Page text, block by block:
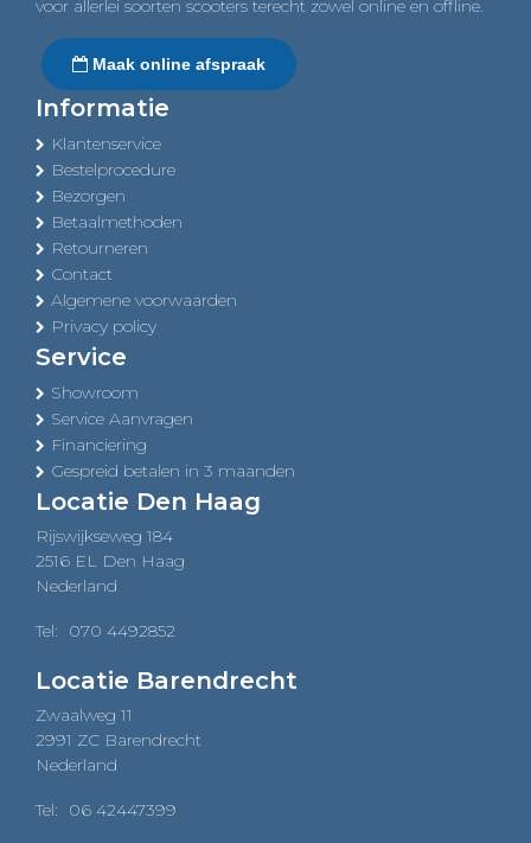
voor allerlei soorten scooters terecht zowel online en offline.
Maak online afspraak
Informatie
Klantenservice
Bestelprocedure
Bezorgen
Betaalmethoden
Retourneren
Contact
Algemene voorwaarden
Privacy policy
Service
Showroom
Service Aanvragen
Financiering
Gespreid betalen in 3 maanden
Locatie Den Haag
Rijswijkseweg 184
2516 EL Den Haag
Nederland
Tel: 070 4492852
Locatie Barendrecht
Zwaalweg 11
2991 ZC Barendrecht
Nederland
Tel: 06 42447399